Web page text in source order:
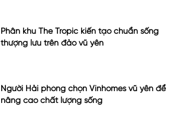
Phân khu The Tropic kiến tạo chuẩn sống
thượng lưu trên đảo vũ yên
Người Hải phòng chọn Vinhomes vũ yên để
nâng cao chất lượng sống